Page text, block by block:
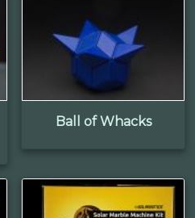
Ball of Whacks